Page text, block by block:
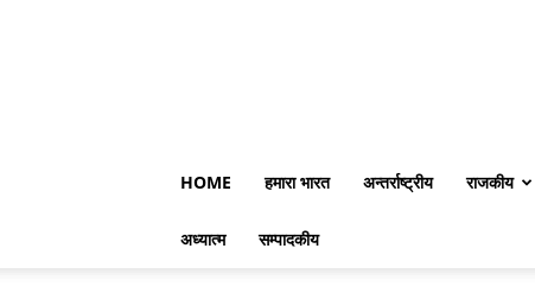
HOME हमारा भारत अन्तर्राष्ट्रीय राजकीय
अध्यात्म सम्पादकीय